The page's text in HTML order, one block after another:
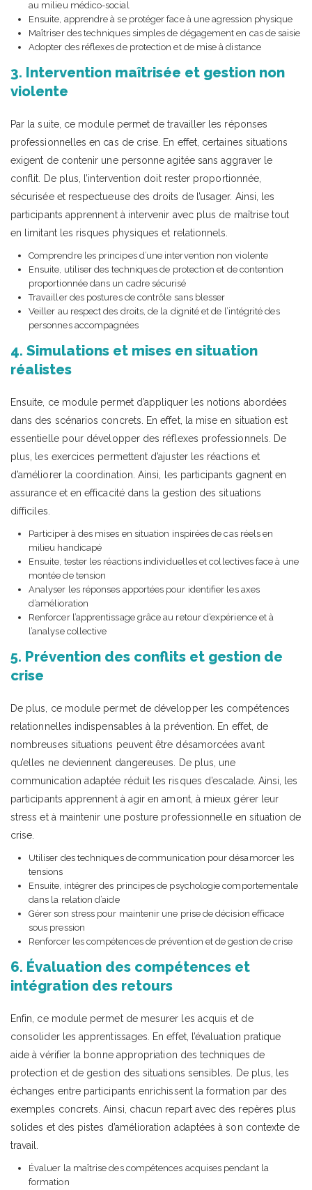
au milieu médico-social
Ensuite, apprendre à se protéger face à une agression physique
Maîtriser des techniques simples de dégagement en cas de saisie
Adopter des réflexes de protection et de mise à distance
3. Intervention maîtrisée et gestion non
violente
Par la suite, ce module permet de travailler les réponses
professionnelles en cas de crise. En effet, certaines situations
exigent de contenir une personne agitée sans aggraver le
conflit. De plus, l’intervention doit rester proportionnée,
sécurisée et respectueuse des droits de l’usager. Ainsi, les
participants apprennent à intervenir avec plus de maîtrise tout
en limitant les risques physiques et relationnels.
Comprendre les principes d’une intervention non violente
Ensuite, utiliser des techniques de protection et de contention
proportionnée dans un cadre sécurisé
Travailler des postures de contrôle sans blesser
Veiller au respect des droits, de la dignité et de l’intégrité des
personnes accompagnées
4. Simulations et mises en situation
réalistes
Ensuite, ce module permet d’appliquer les notions abordées
dans des scénarios concrets. En effet, la mise en situation est
essentielle pour développer des réflexes professionnels. De
plus, les exercices permettent d’ajuster les réactions et
d’améliorer la coordination. Ainsi, les participants gagnent en
assurance et en efficacité dans la gestion des situations
difficiles.
Participer à des mises en situation inspirées de cas réels en
milieu handicapé
Ensuite, tester les réactions individuelles et collectives face à une
montée de tension
Analyser les réponses apportées pour identifier les axes
d’amélioration
Renforcer l’apprentissage grâce au retour d’expérience et à
l’analyse collective
5. Prévention des conflits et gestion de
crise
De plus, ce module permet de développer les compétences
relationnelles indispensables à la prévention. En effet, de
nombreuses situations peuvent être désamorcées avant
qu’elles ne deviennent dangereuses. De plus, une
communication adaptée réduit les risques d’escalade. Ainsi, les
participants apprennent à agir en amont, à mieux gérer leur
stress et à maintenir une posture professionnelle en situation de
crise.
Utiliser des techniques de communication pour désamorcer les
tensions
Ensuite, intégrer des principes de psychologie comportementale
dans la relation d’aide
Gérer son stress pour maintenir une prise de décision efficace
sous pression
Renforcer les compétences de prévention et de gestion de crise
6. Évaluation des compétences et
intégration des retours
Enfin, ce module permet de mesurer les acquis et de
consolider les apprentissages. En effet, l’évaluation pratique
aide à vérifier la bonne appropriation des techniques de
protection et de gestion des situations sensibles. De plus, les
échanges entre participants enrichissent la formation par des
exemples concrets. Ainsi, chacun repart avec des repères plus
solides et des pistes d’amélioration adaptées à son contexte de
travail.
Évaluer la maîtrise des compétences acquises pendant la
formation